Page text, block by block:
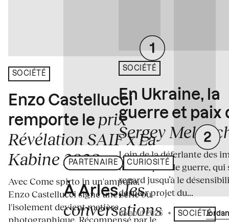
SOCIÉTÉ
Enzo Castellucci
remporte le prix
Révélation SAIF x La
Kabine 2026
Avec Come spirto in un'ampolla,
Enzo Castellucci signe une série où
l'isolement devient matière
photographique. Récompensé par le
PARTENAIRE CURIOSITÉ
À Arles,les
conversations
SOCIÉTÉ
En Ukraine, la
guerre et paix
Sergey
Loin de la déferlante des
médiatiques de guerre, qui
regard jusqu’à le
dernier projet du...
04 août 2026 • Écrit par
SOCIÉTÉ